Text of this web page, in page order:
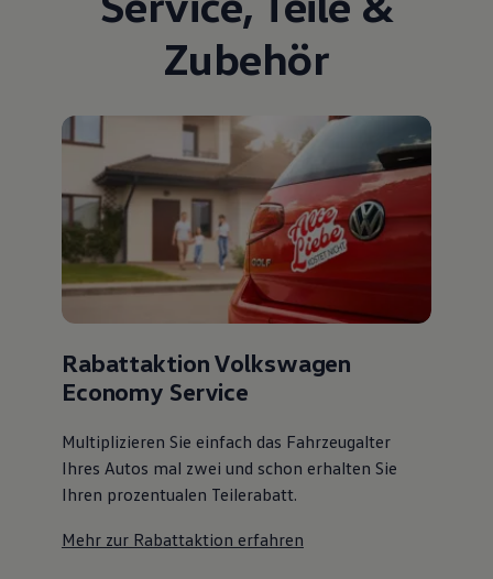
Zubehör
Rabattaktion Volkswagen
Economy Service
Multiplizieren Sie einfach das Fahrzeugalter
Ihres Autos mal zwei und schon erhalten Sie
Ihren prozentualen Teilerabatt.
Mehr zur Rabattaktion erfahren